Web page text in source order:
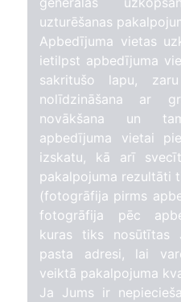
uzturēšanas
Apbedījuma vietas
ietilpst apbedījuma
sakritušo lapu,
nolīdzināšana ar
novākšana un
apbedījuma vietai
izskatu, kā arī
pakalpojuma rezultāti
(fotogrāfija pirms
fotogrāfija pēc
kuras tiks
pasta adresi, lai
veiktā pakalpojuma
Ja Jums ir